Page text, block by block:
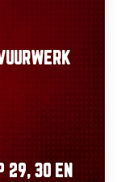
29, 30 EN